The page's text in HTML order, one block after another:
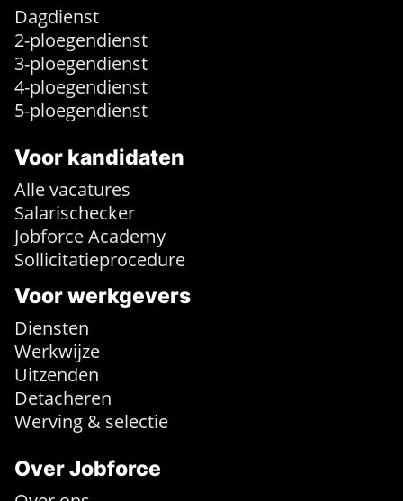
Dagdienst
2-ploegendienst
3-ploegendienst
4-ploegendienst
5-ploegendienst
Voor kandidaten
Alle vacatures
Salarischecker
Jobforce Academy
Sollicitatieprocedure
Voor werkgevers
Diensten
Werkwijze
Uitzenden
Detacheren
Werving & selectie
Over Jobforce